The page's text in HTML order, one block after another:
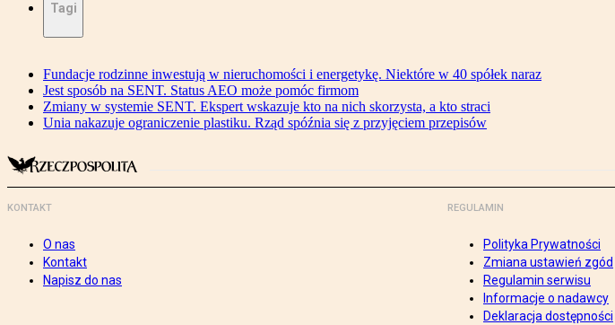
Tagi
Fundacje rodzinne inwestują w nieruchomości i energetykę. Niektóre w 40 spółek naraz
Jest sposób na SENT. Status AEO może pomóc firmom
Zmiany w systemie SENT. Ekspert wskazuje kto na nich skorzysta, a kto straci
Unia nakazuje ograniczenie plastiku. Rząd spóźnia się z przyjęciem przepisów
KONTAKT
O nas
Kontakt
Napisz do nas
REGULAMIN
Polityka Prywatności
Zmiana ustawień zgód
Regulamin serwisu
Informacje o nadawcy
Deklaracja dostępności